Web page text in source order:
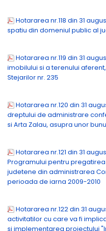
Hotararea nr.118 din 31
spatiu din domeniul public al
Hotararea nr.119 din 31
imobilului si a terenului
Stejarilor nr. 235
Hotararea nr.120 din 31
dreptului de administrare
si Arta Zalau, asupra unor
Hotararea nr.121 din 31
Programului pentru
judetene din administrarea
perioada de iarna 2009-2010
Hotararea nr.122 din 31
activitatilor cu care va fi
si implementarea proiectului